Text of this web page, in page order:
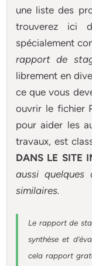
une liste des
trouverez ici
spécialement
rapport de
librement en
ce que vous
ouvrir le fichier
pour aider les
travaux, est
DANS LE SITE
aussi
similaires.
Le rapport de
synthèse et
cela rapport